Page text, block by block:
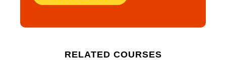
RELATED COURSES